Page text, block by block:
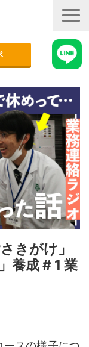
きがけ」
養成 # 1 業